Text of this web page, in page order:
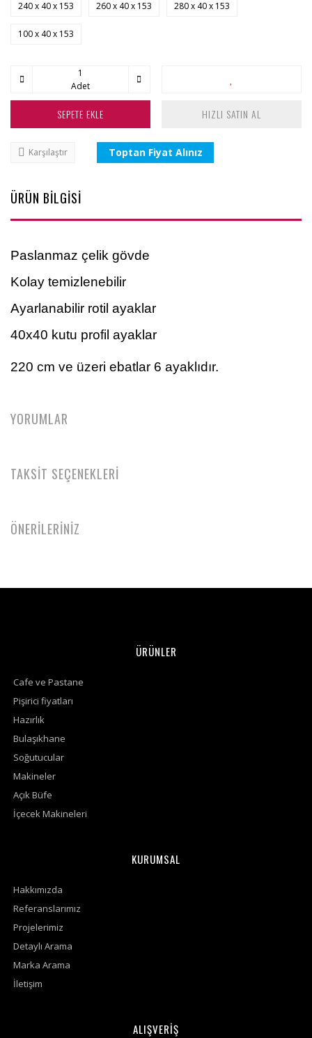
240 x 40 x 153 260 x 40 x 153 280 x 40 x 153
100 x 40 x 153
Adet
SEPETE EKLE HIZLI SATIN AL
Karşılaştır Toptan Fiyat Alınız
ÜRÜN BİLGİSİ
Paslanmaz çelik gövde
Kolay temizlenebilir
Ayarlanabilir rotil ayaklar
40x40 kutu profil ayaklar
220 cm ve üzeri ebatlar 6 ayaklıdır.
YORUMLAR
TAKSİT SEÇENEKLERİ
ÖNERİLERİNİZ
ÜRÜNLER
Cafe ve Pastane
Pişirici fiyatları
Hazırlık
Bulaşıkhane
Soğutucular
Makineler
Açık Büfe
İçecek Makineleri
KURUMSAL
Hakkımızda
Referanslarımız
Projelerimiz
Detaylı Arama
Marka Arama
İletişim
ALIŞVERİŞ